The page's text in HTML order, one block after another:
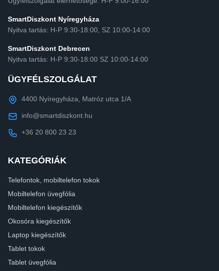
SmartDiszkont Nyíregyháza
Nyitva tartás: H-P 9:30-18:00, SZ 10:00-14:00
SmartDiszkont Debrecen
Nyitva tartás: H-P 9:30-18:00 SZ 10:00-14:00
ÜGYFÉLSZOLGÁLAT
4400 Nyíregyháza, Matróz utca 1/A
info@smartdiszkont.hu
+36 20 800 23 23
KATEGÓRIÁK
Telefontok, mobiltelefon tokok
Mobiltelefon üvegfólia
Mobiltelefon kiegészítők
Okosóra kiegészítők
Laptop kiegészítők
Tablet tokok
Tablet üvegfólia